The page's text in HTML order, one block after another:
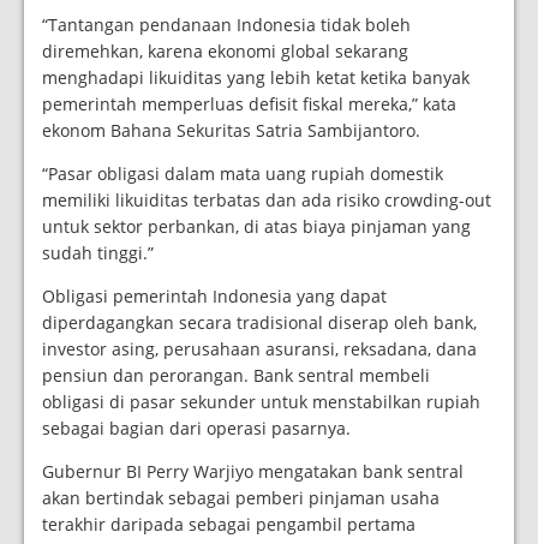
“Tantangan pendanaan Indonesia tidak boleh
diremehkan, karena ekonomi global sekarang
menghadapi likuiditas yang lebih ketat ketika banyak
pemerintah memperluas defisit fiskal mereka,” kata
ekonom Bahana Sekuritas Satria Sambijantoro.
“Pasar obligasi dalam mata uang rupiah domestik
memiliki likuiditas terbatas dan ada risiko crowding-out
untuk sektor perbankan, di atas biaya pinjaman yang
sudah tinggi.”
Obligasi pemerintah Indonesia yang dapat
diperdagangkan secara tradisional diserap oleh bank,
investor asing, perusahaan asuransi, reksadana, dana
pensiun dan perorangan. Bank sentral membeli
obligasi di pasar sekunder untuk menstabilkan rupiah
sebagai bagian dari operasi pasarnya.
Gubernur BI Perry Warjiyo mengatakan bank sentral
akan bertindak sebagai pemberi pinjaman usaha
terakhir daripada sebagai pengambil pertama